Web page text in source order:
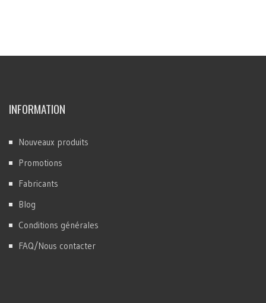
INFORMATION
Nouveaux produits
Promotions
Fabricants
Blog
Conditions générales
FAQ/Nous contacter